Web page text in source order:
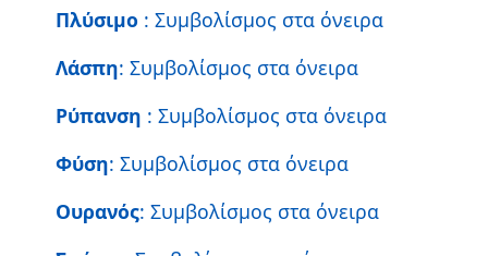
Πλύσιμο : Συμβολίσμος στα όνειρα
Λάσπη: Συμβολίσμος στα όνειρα
Ρύπανση : Συμβολίσμος στα όνειρα
Φύση: Συμβολίσμος στα όνειρα
Ουρανός: Συμβολίσμος στα όνειρα